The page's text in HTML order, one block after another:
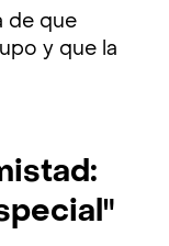
de que
y que la